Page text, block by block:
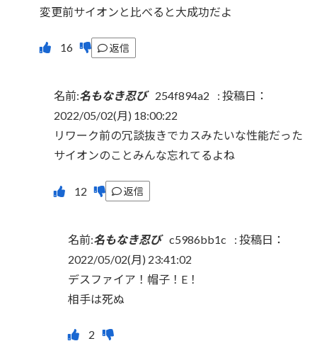
変更前サイオンと比べると大成功だよ
返信
名前:名もなき忍び 254f894a2 : 投稿日：
2022/05/02(月) 18:00:22
リワーク前の冗談抜きでカスみたいな性能だった
サイオンのことみんな忘れてるよね
返信
名前:名もなき忍び c5986bb1c : 投稿日：
2022/05/02(月) 23:41:02
デスファイア！帽子！E！
相手は死ぬ